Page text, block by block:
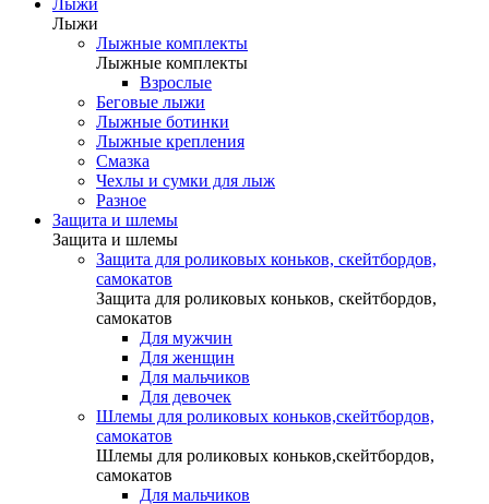
Лыжи
Лыжи
Лыжные комплекты
Лыжные комплекты
Взрослые
Беговые лыжи
Лыжные ботинки
Лыжные крепления
Смазка
Чехлы и сумки для лыж
Разное
Защита и шлемы
Защита и шлемы
Защита для роликовых коньков, скейтбордов,
самокатов
Защита для роликовых коньков, скейтбордов,
самокатов
Для мужчин
Для женщин
Для мальчиков
Для девочек
Шлемы для роликовых коньков,скейтбордов,
самокатов
Шлемы для роликовых коньков,скейтбордов,
самокатов
Для мальчиков